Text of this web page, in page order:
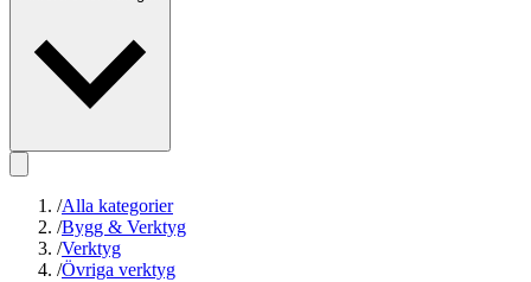
/Alla kategorier
/Bygg & Verktyg
/Verktyg
/Övriga verktyg